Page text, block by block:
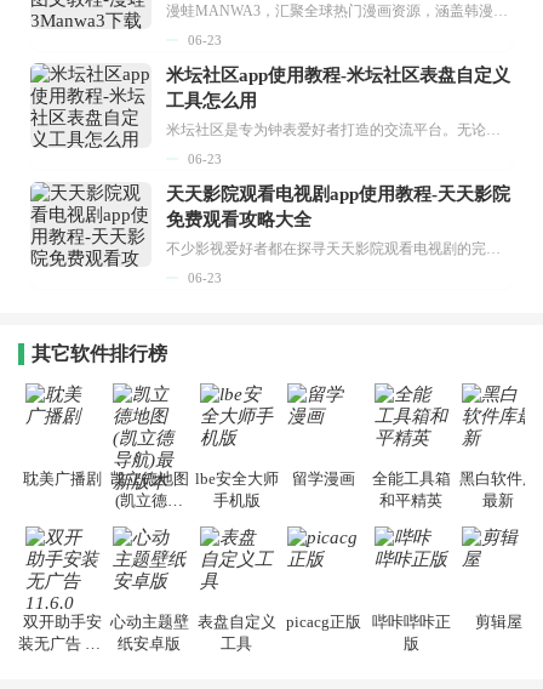
漫蛙MANWA3，汇聚全球热门漫画资源，涵盖韩漫、欧美漫画、国漫等多种类型，题材丰富多样，全方位满足用户阅读喜好。它不仅是阅读平台，更是创作平台，为广大用户打造零门槛创作环境。...
06-23
米坛社区app使用教程-米坛社区表盘自定义
工具怎么用
米坛社区是专为钟表爱好者打造的交流平台。无论你是初涉钟表领域的普通爱好者，还是拥有多年收藏经验的资深玩家，都能在此找到属于自己的天地。 无需注册，就能轻松参与其中。通过专业的讨论论坛与丰富的交互功能，你可与世界各地的钟表爱好者畅快交流。若你钟情于钟表，米坛社区无疑是值得一试的理想之选。在这里，你能获取最新的手表资讯，交流见解，提升鉴赏品味，让每一块手表都成为收藏故事中重要的一部分。感兴趣的朋友，不要错过下载机会。...
06-23
天天影院观看电视剧app使用教程-天天影院
免费观看攻略大全
不少影视爱好者都在探寻天天影院观看电视剧的完整方法，结合最新平台使用规则，本篇新手入门攻略全面讲解观看渠道、检索流程、播放设置以及画面模式调整等实用内容。全文适配手机、电脑等主流设备，步骤简洁易懂，无论是初次使用的新手，还是想要优化观影体验的用户，都能参照内容快速上手，熟练掌握平台各项操作技巧，轻松畅享影视内容。...
06-23
其它软件排行榜
耽美广播剧
凯立德地图
(凯立德导
lbe安全大师
手机版
留学漫画
全能工具箱
和平精英
黑白软件库
最新
双开助手安
装无广告 11.
心动主题壁
纸安卓版
表盘自定义
工具
picacg正版
哔咔哔咔正
版
剪辑屋